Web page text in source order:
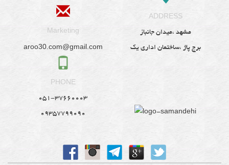
Marketing
aroo30.com@gmail.com
ADDRESS
مشهد ،میدان جانباز
برج پاژ ،ساختمان اداری یک
PHONE
051-37660003
09357799090